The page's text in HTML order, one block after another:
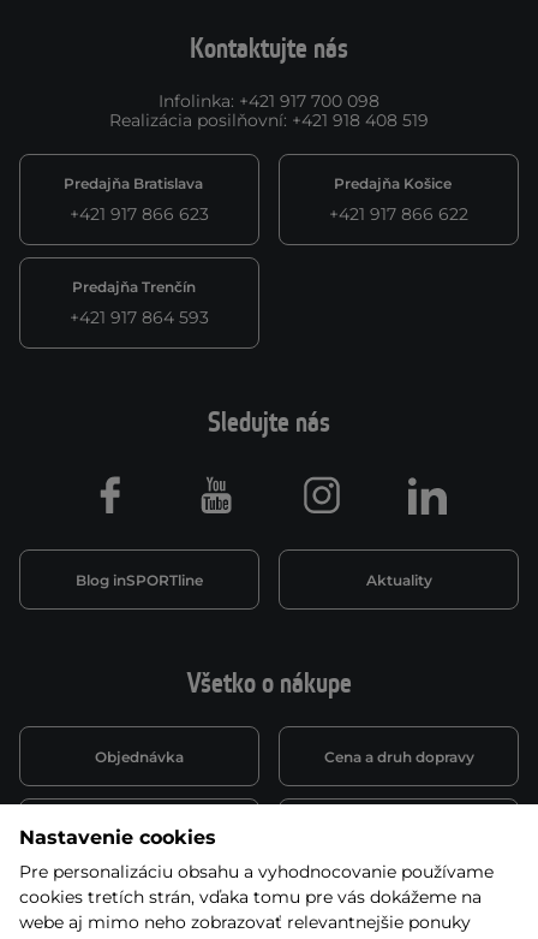
Kontaktujte nás
Infolinka: +421 917 700 098
Realizácia posilňovní: +421 918 408 519
Predajňa Bratislava
+421 917 866 623
Predajňa Košice
+421 917 866 622
Predajňa Trenčín
+421 917 864 593
Všetko o nákupe
Objednávka Cena a druh dopravy
Spôsob platby
Montáž a servis Reklamácie a záruka
Sledujte nás
Blog inSPORTline Aktuality
Facebook Youtube Instagram LinkedIn
Nastavenie cookies
Pre personalizáciu obsahu a vyhodnocovanie používame
cookies tretích strán, vďaka tomu pre vás dokážeme na
webe aj mimo neho zobrazovať relevantnejšie ponuky